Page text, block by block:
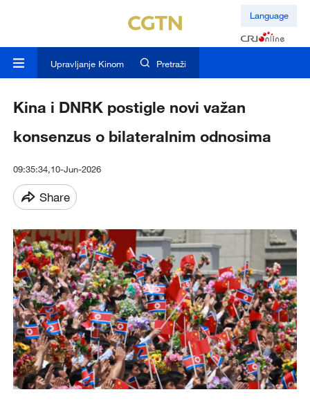
Language
Upravljanje Kinom Pretraži
Kina i DNRK postigle novi važan
konsenzus o bilateralnim odnosima
09:35:34,10-Jun-2026
Share